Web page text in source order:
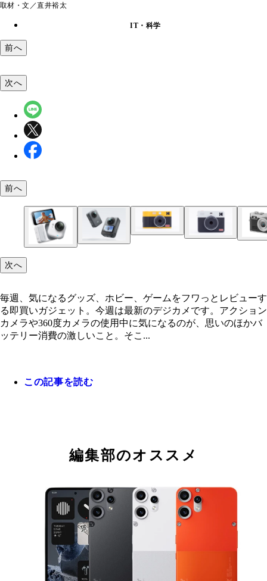
取材・文／直井裕太
IT・科学
前へ
Insta360 GO Ultra Insta360 Japan／6万4800円（標
ト）
Kodak Mini Shot 2 ERA SAEDA／実勢価格2万800
Kodak Mini Shot 3 RETRO SAEDA／実勢価格2万
次へ
前へ
次へ
毎週、気になるグッズ、ホビー、ゲームをフワっとレビューす
る即買いガジェット。今週は最新のデジカメです。アクション
カメラや360度カメラの使用中に気になるのが、思いのほかバ
ッテリー消費の激しいこと。そこ...
この記事を読む
編集部のオススメ